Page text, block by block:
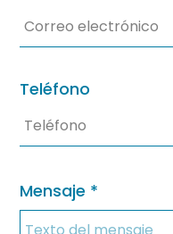
Teléfono
Mensaje *